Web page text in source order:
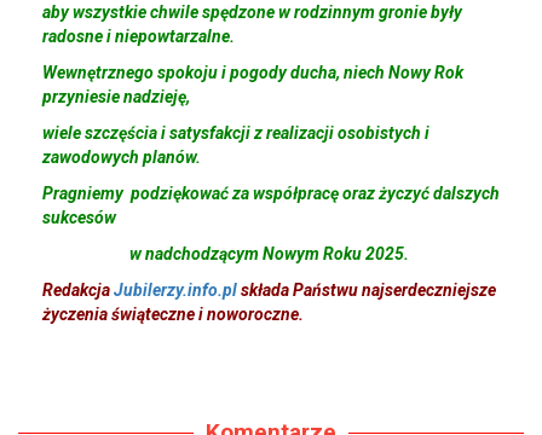
aby wszystkie chwile spędzone w rodzinnym gronie były
radosne i niepowtarzalne.
Wewnętrznego spokoju i pogody ducha, niech Nowy Rok
przyniesie nadzieję,
wiele szczęścia i satysfakcji z realizacji osobistych i
zawodowych planów.
Pragniemy podziękować za współpracę oraz życzyć dalszych
sukcesów
w nadchodzącym Nowym Roku 2025.
RedakcjaJubilerzy.info.plskłada Państwu najserdeczniejsze
życzenia świąteczne i noworoczne.